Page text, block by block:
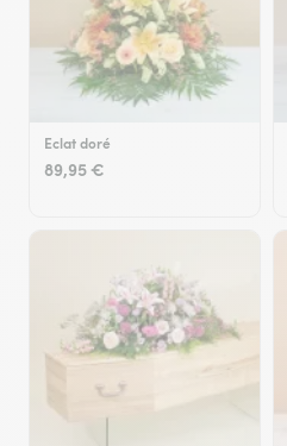
Eclat doré
89,95 €